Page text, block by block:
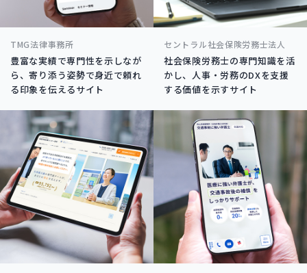
TMG法律事務所
豊富な実績で専門性を示しなが
ら、寄り添う姿勢で身近で頼れ
る印象を伝えるサイト
セントラル社会保険労務士法人
社会保険労務士の専門知識を活
かし、人事・労務のDXを支援
する価値を示すサイト